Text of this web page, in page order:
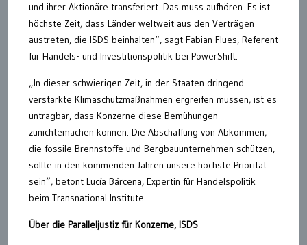
und ihrer Aktionäre transferiert. Das muss aufhören. Es ist
höchste Zeit, dass Länder weltweit aus den Verträgen
austreten, die ISDS beinhalten“, sagt Fabian Flues, Referent
für Handels- und Investitionspolitik bei PowerShift.
„In dieser schwierigen Zeit, in der Staaten dringend
verstärkte Klimaschutzmaßnahmen ergreifen müssen, ist es
untragbar, dass Konzerne diese Bemühungen
zunichtemachen können. Die Abschaffung von Abkommen,
die fossile Brennstoffe und Bergbauunternehmen schützen,
sollte in den kommenden Jahren unsere höchste Priorität
sein“, betont Lucía Bárcena, Expertin für Handelspolitik
beim Transnational Institute.
Über die Paralleljustiz für Konzerne, ISDS